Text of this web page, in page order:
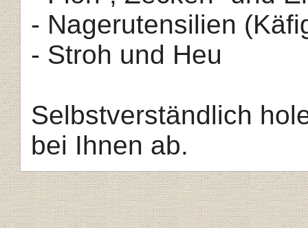
- Nagerutensilien
- Stroh und Heu
Selbstverständlich
bei Ihnen ab.